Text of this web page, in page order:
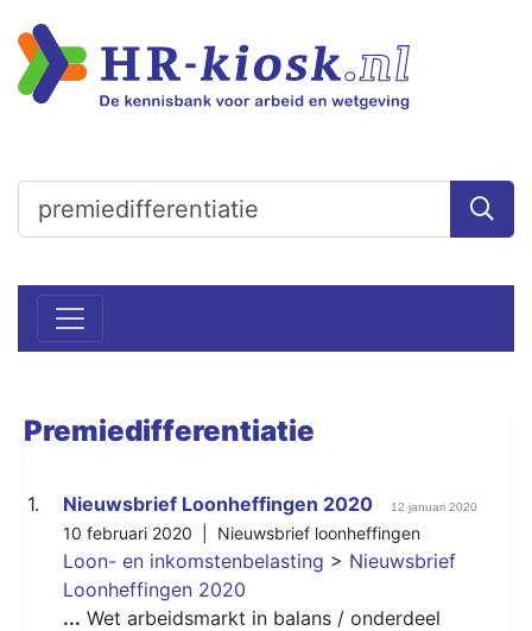
Premiedifferentiatie
1. Nieuwsbrief Loonheffingen 2020 12 januari 2020
10 februari 2020 | Nieuwsbrief loonheffingen
Loon- en inkomstenbelasting > Nieuwsbrief
Loonheffingen 2020
... Wet arbeidsmarkt in balans / onderdeel